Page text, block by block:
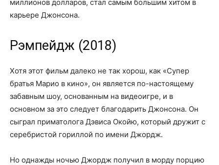
миллионов долларов, стал самым большим хитом в
карьере Джонсона.
Рэмпейдж (2018)
Хотя этот фильм далеко не так хорош, как «Супер
братья Марио в кино», он является по-настоящему
забавным шоу, основанным на видеоигре, и в
основном за это следует благодарить Джонсона. Он
сыграл приматолога Дэвиса Окойю, который дружит с
серебристой гориллой по имени Джордж.
Но однажды ночью Джордж получил в морду порцию